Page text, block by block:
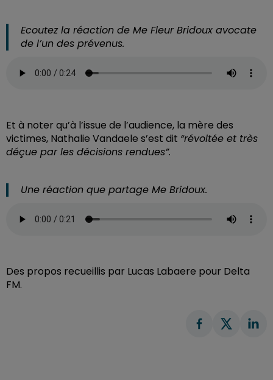
Ecoutez la réaction de Me Fleur Bridoux avocate
de l’un des prévenus.
Et à noter qu’à l’issue de l’audience, la mère des
victimes, Nathalie Vandaele s’est dit “révoltée et très
déçue par les décisions rendues”.
Une réaction que partage Me Bridoux.
Des propos recueillis par Lucas Labaere pour Delta
FM.